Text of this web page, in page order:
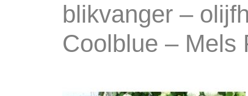
blikvanger –
Coolblue – Mels